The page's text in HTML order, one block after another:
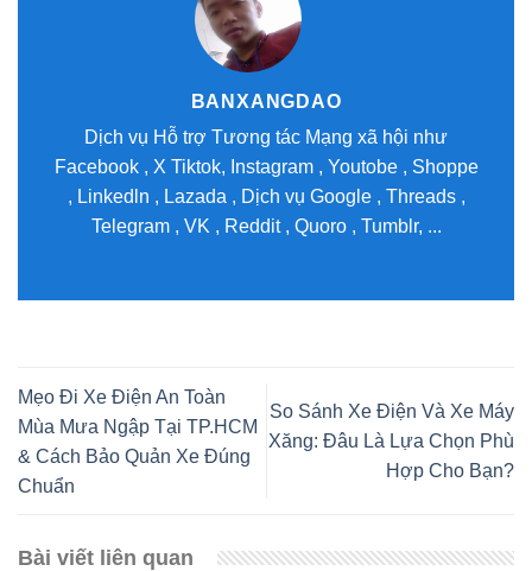
BANXANGDAO
Dịch vụ Hỗ trợ Tương tác Mạng xã hội như
Facebook , X Tiktok, Instagram , Youtobe , Shoppe
, Linkedln , Lazada , Dịch vụ Google , Threads ,
Telegram , VK , Reddit , Quoro , Tumblr, ...
Mẹo Đi Xe Điện An Toàn
Mùa Mưa Ngập Tại TP.HCM
& Cách Bảo Quản Xe Đúng
Chuẩn
So Sánh Xe Điện Và Xe Máy
Xăng: Đâu Là Lựa Chọn Phù
Hợp Cho Bạn?
Bài viết liên quan